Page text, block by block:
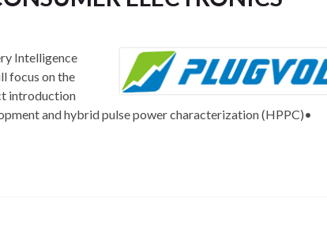
Intelligence
focus on the
introduction
and hybrid pulse power characterization (HPPC)•